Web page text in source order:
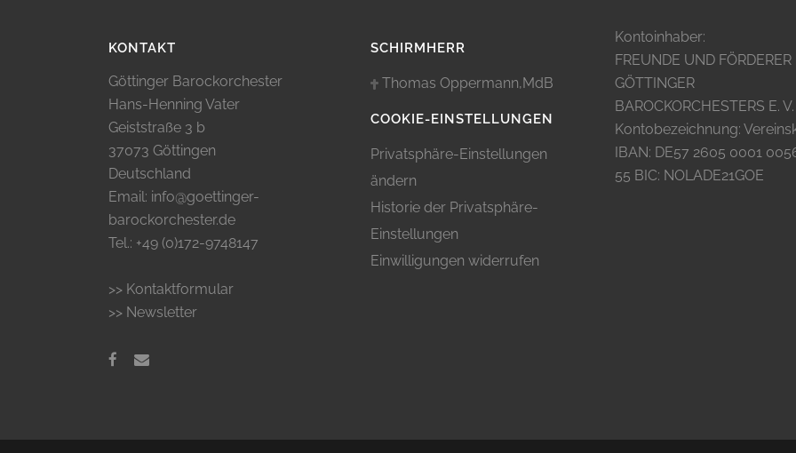
KONTAKT
Göttinger Barockorchester
Hans-Henning Vater
Geiststraße 3 b
37073 Göttingen
Deutschland
Email: info@goettinger-
barockorchester.de
Tel.: +49 (0)172-9748147
>> Kontaktformular
>> Newsletter
SCHIRMHERR
Thomas Oppermann,MdB
COOKIE-EINSTELLUNGEN
Privatsphäre-Einstellungen
ändern
Historie der Privatsphäre-
Einstellungen
Einwilligungen widerrufen
Kontoinhaber:
FREUNDE UND FÖRDERER
GÖTTINGER
BAROCKORCHESTERS E. V.
Kontobezeichnung:
IBAN: DE57 2605 0001
55 BIC: NOLADE21GOE